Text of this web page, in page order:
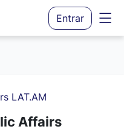
Entrar
LAT.AM
Affairs